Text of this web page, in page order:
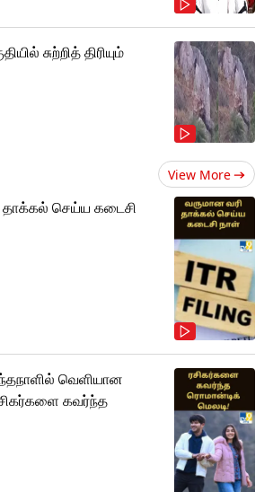
சுற்றித் திரியும்
View More
செய்ய கடைசி
வெளியான
கவர்ந்த